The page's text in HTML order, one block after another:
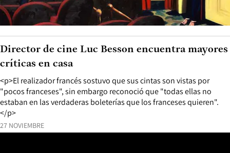
27 NOVIEMBRE
<p>El realizador francés sostuvo que sus cintas son vistas por
"pocos franceses", sin embargo reconoció que "todas ellas no
estaban en las verdaderas boleterías que los franceses quieren".
</p>
Director de cine Luc Besson encuentra mayores
críticas en casa